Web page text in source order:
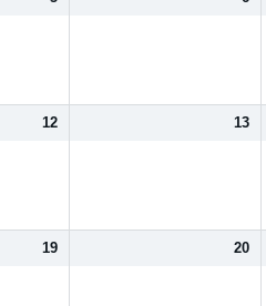
12 13
19 20